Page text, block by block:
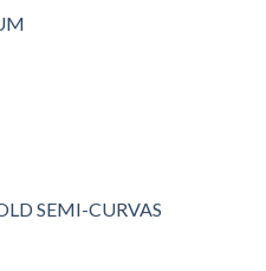
SEMI-CURVAS